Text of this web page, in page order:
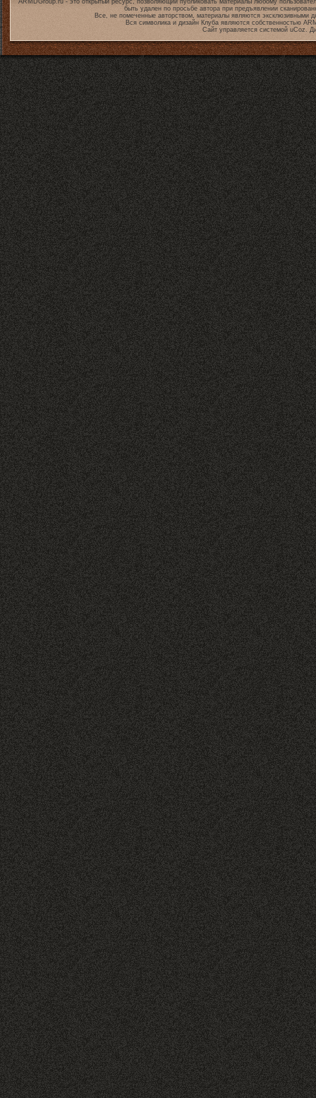
ARMDGroup.ru - это открытый ресурс, позволяющий публиковать материалы любому
быть удален по просьбе автора при предъявлении
Все, не помеченные авторством, материалы являются эксклюзивными
Вся символика и дизайн Клуба являются собственностью
Сайт управляется системой uCoz.